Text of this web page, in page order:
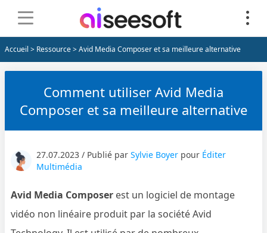
Accueil > Ressource> Avid Media Composer et sa meilleure alternative
Comment utiliser Avid Media
Composer et sa meilleure alternative
27.07.2023 / Publié parSylvie Boyer pour Éditer
Multimédia
Avid Media Composer est un logiciel de montage
vidéo non linéaire produit par la société Avid